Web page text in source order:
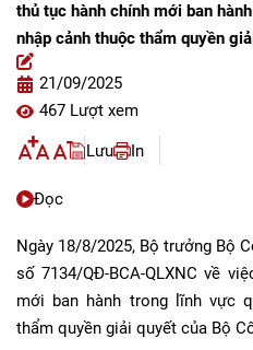
thủ tục hành chính mới ban
nhập cảnh thuộc thẩm quyền
21/09/2025
467 Lượt xem
Lưu In
Đọc
Ngày 18/8/2025, Bộ trưởng Bộ
số 7134/QĐ-BCA-QLXNC về
mới ban hành trong lĩnh vực
thẩm quyền giải quyết của Bộ